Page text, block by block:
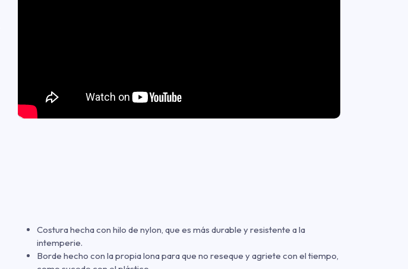
Costura hecha con hilo de nylon, que es más durable y resistente a la
intemperie.
Borde hecho con la propia lona para que no reseque y agriete con el tiempo,